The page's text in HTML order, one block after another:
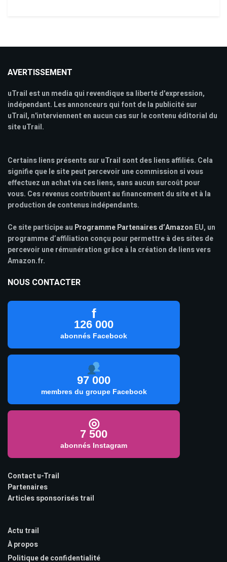
AVERTISSEMENT
uTrail est un media qui revendique sa liberté d'expression,
indépendant. Les annonceurs qui font de la publicité sur
uTrail, n'interviennent en aucun cas sur le contenu éditorial du
site uTrail.
Certains liens présents sur uTrail sont des liens affiliés. Cela
signifie que le site peut percevoir une commission si vous
effectuez un achat via ces liens, sans aucun surcoût pour
vous. Ces revenus contribuent au financement du site et à la
production de contenus indépendants.
Ce site participe au Programme Partenaires d’Amazon EU, un
programme d’affiliation conçu pour permettre à des sites de
percevoir une rémunération grâce à la création de liens vers
Amazon.fr.
NOUS CONTACTER
f
126 000
abonnés Facebook
97 000
membres du groupe Facebook
◎
7 500
abonnés Instagram
Contact u-Trail
Partenaires
Articles sponsorisés trail
Actu trail
À propos
Politique de confidentialité